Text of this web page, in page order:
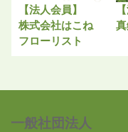
【法人会員】
株式会社はこね
フローリスト
一般社団法人